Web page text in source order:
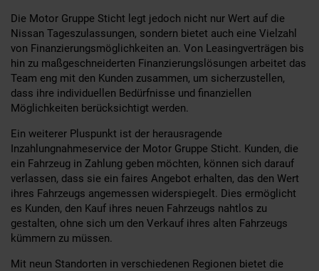
Die Motor Gruppe Sticht legt jedoch nicht nur Wert auf die
Nissan Tageszulassungen, sondern bietet auch eine Vielzahl
von Finanzierungsmöglichkeiten an. Von Leasingverträgen bis
hin zu maßgeschneiderten Finanzierungslösungen arbeitet das
Team eng mit den Kunden zusammen, um sicherzustellen,
dass ihre individuellen Bedürfnisse und finanziellen
Möglichkeiten berücksichtigt werden.
Ein weiterer Pluspunkt ist der herausragende
Inzahlungnahmeservice der Motor Gruppe Sticht. Kunden, die
ein Fahrzeug in Zahlung geben möchten, können sich darauf
verlassen, dass sie ein faires Angebot erhalten, das den Wert
ihres Fahrzeugs angemessen widerspiegelt. Dies ermöglicht
es Kunden, den Kauf ihres neuen Fahrzeugs nahtlos zu
gestalten, ohne sich um den Verkauf ihres alten Fahrzeugs
kümmern zu müssen.
Mit neun Standorten in verschiedenen Regionen bietet die